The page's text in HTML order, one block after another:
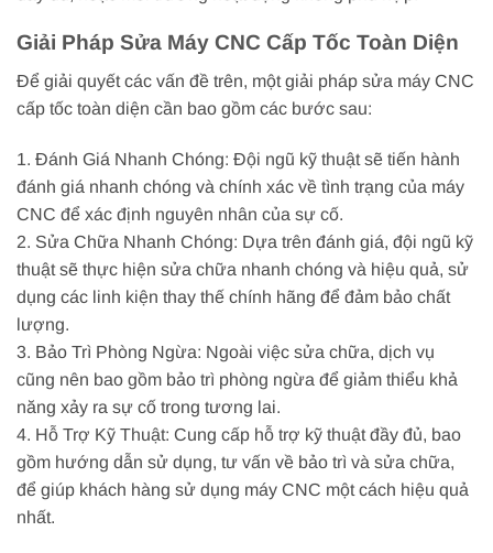
Giải Pháp Sửa Máy CNC Cấp Tốc Toàn Diện
Để giải quyết các vấn đề trên, một giải pháp sửa máy CNC
cấp tốc toàn diện cần bao gồm các bước sau:
1. Đánh Giá Nhanh Chóng: Đội ngũ kỹ thuật sẽ tiến hành
đánh giá nhanh chóng và chính xác về tình trạng của máy
CNC để xác định nguyên nhân của sự cố.
2. Sửa Chữa Nhanh Chóng: Dựa trên đánh giá, đội ngũ kỹ
thuật sẽ thực hiện sửa chữa nhanh chóng và hiệu quả, sử
dụng các linh kiện thay thế chính hãng để đảm bảo chất
lượng.
3. Bảo Trì Phòng Ngừa: Ngoài việc sửa chữa, dịch vụ
cũng nên bao gồm bảo trì phòng ngừa để giảm thiểu khả
năng xảy ra sự cố trong tương lai.
4. Hỗ Trợ Kỹ Thuật: Cung cấp hỗ trợ kỹ thuật đầy đủ, bao
gồm hướng dẫn sử dụng, tư vấn về bảo trì và sửa chữa,
để giúp khách hàng sử dụng máy CNC một cách hiệu quả
nhất.